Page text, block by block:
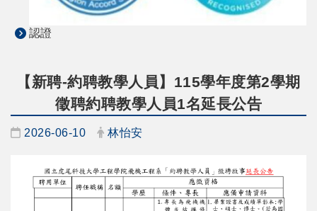
認證
【新聘-約聘教學人員】115學年度第2學期
徵聘約聘教學人員1名延長公告
日期：
2026-06-10 發布者：
林怡安